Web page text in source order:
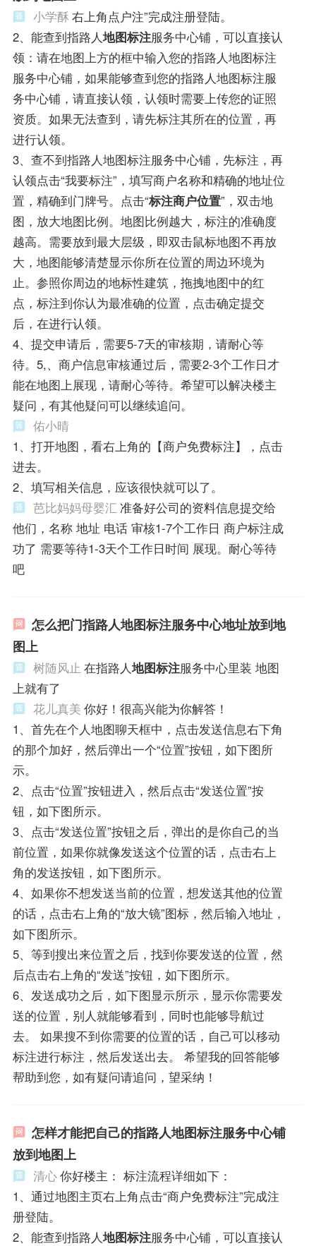
小学酥 右上角点户注”完成注册登陆。
2、能查到指路人地图标注服务中心铺，可以直接认
领：请在地图上方的框中输入您的指路人地图标注
服务中心铺，如果能够查到您的指路人地图标注服
务中心铺，请直接认领，认领时需要上传您的证照
资质。如果无法查到，请先标注其所在的位置，再
进行认领。
3、查不到指路人地图标注服务中心铺，先标注，再
认领点击“我要标注”，填写商户名称和精确的地址位
置，精确到门牌号。点击“标注商户位置”，双击地
图，放大地图比例。地图比例越大，标注的准确度
越高。需要放到最大层级，即双击鼠标地图不再放
大，地图能够清楚显示你所在位置的周边环境为
止。参照你周边的地标性建筑，拖拽地图中的红
点，标注到你认为最准确的位置，点击确定提交
后，在进行认领。
4、提交申请后，需要5-7天的审核期，请耐心等
待。5,、商户信息审核通过后，需要2-3个工作日才
能在地图上展现，请耐心等待。希望可以解决楼主
疑问，有其他疑问可以继续追问。
佑小晴
1、打开地图，看右上角的【商户免费标注】，点击
进去。
2、填写相关信息，应该很快就可以了。
芭比妈妈母婴汇 准备好公司的资料信息提交给
他们，名称 地址 电话 审核1-7个工作日 商户标注成
功了 需要等待1-3天个工作日时间 展现。耐心等待
吧
怎么把门指路人地图标注服务中心地址放到地
图上
树随风止 在指路人地图标注服务中心里装 地图
上就有了
花儿真美 你好！很高兴能为你解答！
1、首先在个人地图聊天框中，点击发送信息右下角
的那个加好，然后弹出一个“位置”按钮，如下图所
示。
2、点击“位置”按钮进入，然后点击“发送位置”按
钮，如下图所示。
3、点击“发送位置”按钮之后，弹出的是你自己的当
前位置，如果你就像发送这个位置的话，点击右上
角的发送按钮，如下图所示。
4、如果你不想发送当前的位置，想发送其他的位置
的话，点击右上角的“放大镜”图标，然后输入地址，
如下图所示。
5、等到搜出来位置之后，找到你要发送的位置，然
后点击右上角的“发送”按钮，如下图所示。
6、发送成功之后，如下图显示所示，显示你需要发
送的位置，别人就能够看到，同时也能够导航过
去。 如果搜不到你需要的位置的话，自己可以移动
标注进行标注，然后发送出去。 希望我的回答能够
帮助到您，如有疑问请追问，望采纳！
怎样才能把自己的指路人地图标注服务中心铺
放到地图上
清心你好楼主： 标注流程详细如下：
1、通过地图主页右上角点击“商户免费标注”完成注
册登陆。
2、能查到指路人地图标注服务中心铺，可以直接认